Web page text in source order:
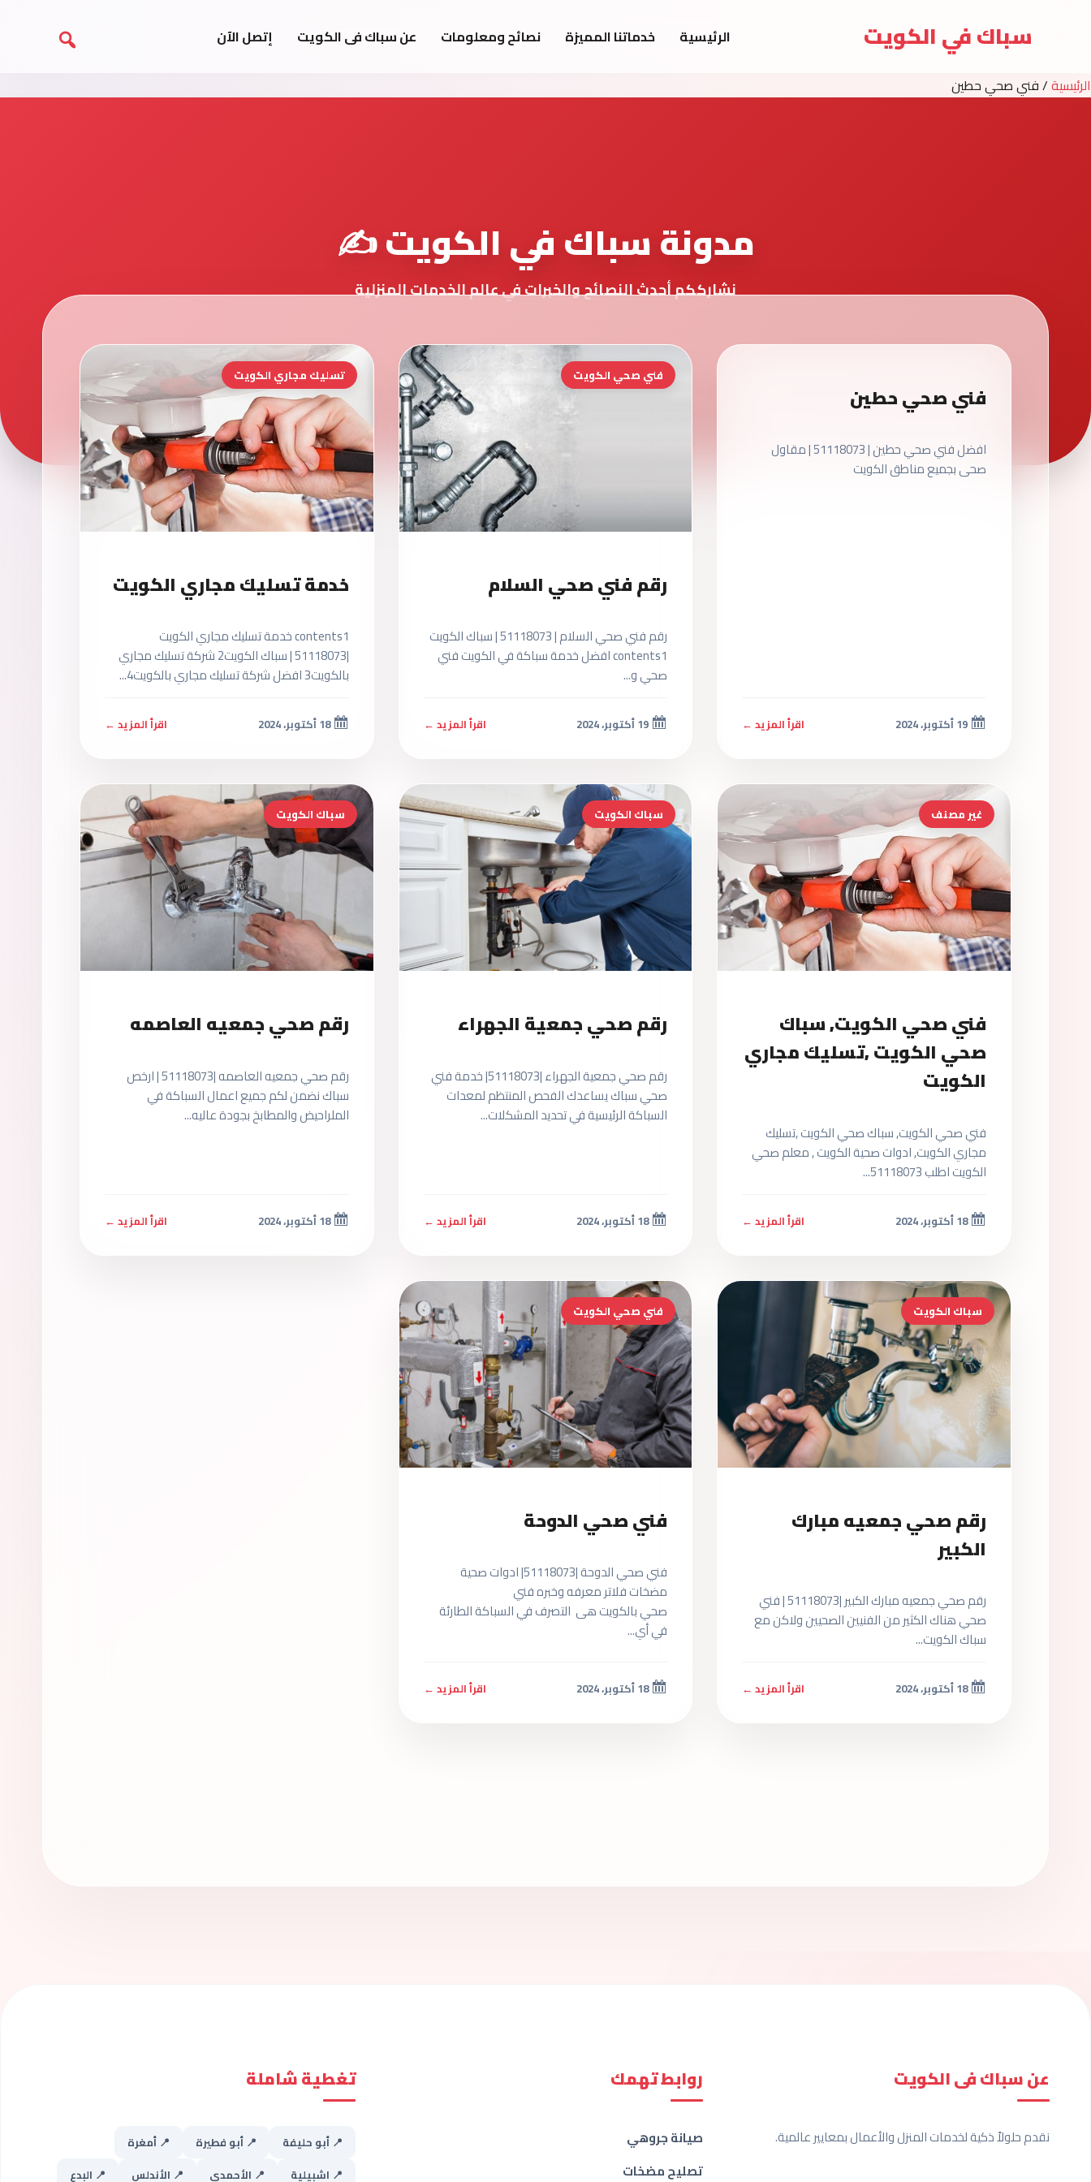
سباك في الكويت الرئيسية خدماتنا المميزة نصائح ومعلومات عن سباك فى الكويت إتصل الآن
الرئيسية/فني صحي حطين
مدونة سباك في الكويت ✍️
نشارككم أحدث النصائح والخبرات في عالم الخدمات المنزلية
فني صحي حطين
افضل فني صحي حطين | 51118073 | مقاول
صحى بجميع مناطق الكويت
اقرأ المزيد ←
فني صحي الكويت
رقم فني صحي السلام
رقم فني صحي السلام | 51118073 | سباك الكويت
contents1 افضل خدمة سباكة في الكويت فني
صحي و...
اقرأ المزيد ←
تسليك مجاري الكويت
خدمة تسليك مجاري الكويت
contents1 خدمة تسليك مجاري الكويت
|51118073 | سباك الكويت2 شركة تسليك مجاري
بالكويت3 افضل شركة تسليك مجاري بالكويت4...
18 أكتوبر، 2024 اقرأ المزيد ←
غير مصنف
فني صحي الكويت, سباك
صحي الكويت ,تسليك مجاري
الكويت
فني صحي الكويت, سباك صحي الكويت ,تسليك
مجاري الكويت, ادوات صحية الكويت , معلم صحي
الكويت اطلب 51118073...
18 أكتوبر، 2024 اقرأ المزيد ←
سباك الكويت
رقم صحي جمعية الجهراء
رقم صحي جمعية الجهراء |51118073| خدمة فني
صحي سباك يساعدك الفحص المنتظم لمعدات
السباكة الرئيسية في تحديد المشكلات...
18 أكتوبر، 2024 اقرأ المزيد ←
سباك الكويت
رقم صحي جمعيه العاصمه
رقم صحي جمعيه العاصمه |51118073 | ارخص
سباك نضمن لكم جميع اعمال السباكة في
الملراحيض والمطابخ بجودة عاليه...
18 أكتوبر، 2024 اقرأ المزيد ←
سباك الكويت
رقم صحي جمعيه مبارك
الكبير
رقم صحي جمعيه مبارك الكبير |51118073 | فني
صحي هناك الكثير من الفنيين الصحيين ولاكن مع
سباك الكويت...
18 أكتوبر، 2024 اقرأ المزيد ←
فني صحي الكويت
فني صحي الدوحة
فني صحي الدوحة |51118073| ادوات صحية
مضخات فلاتر معرفه وخبره فني
صحي بالكويت هى التصرف في السباكة الطارئة
في أي...
18 أكتوبر، 2024 اقرأ المزيد ←
عن سباك فى الكويت
نقدم حلولاً ذكية لخدمات المنزل والأعمال بمعايير عالمية.
روابط تهمك
صيانة جروهي
تصليح مضخات
تغطية شاملة
📍 أبو حليفة 📍 أبو فطيرة
📍 أمغرة
📍 اشبيلية
📍 الأحمدي 📍 الأندلس 📍 البدع